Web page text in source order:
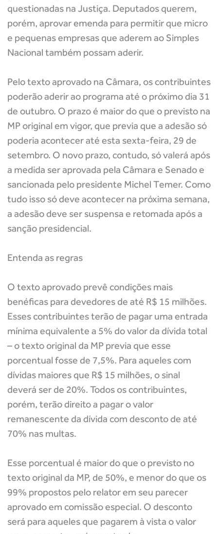
questionadas na Justiça. Deputados querem,
porém, aprovar emenda para permitir que micro
e pequenas empresas que aderem ao Simples
Nacional também possam aderir.
Pelo texto aprovado na Câmara, os contribuintes
poderão aderir ao programa até o próximo dia 31
de outubro. O prazo é maior do que o previsto na
MP original em vigor, que previa que a adesão só
poderia acontecer até esta sexta-feira, 29 de
setembro. O novo prazo, contudo, só valerá após
a medida ser aprovada pela Câmara e Senado e
sancionada pelo presidente Michel Temer. Como
tudo isso só deve acontecer na próxima semana,
a adesão deve ser suspensa e retomada após a
sanção presidencial.
Entenda as regras
O texto aprovado prevê condições mais
benéficas para devedores de até R$ 15 milhões.
Esses contribuintes terão de pagar uma entrada
mínima equivalente a 5% do valor da dívida total
– o texto original da MP previa que esse
porcentual fosse de 7,5%. Para aqueles com
dívidas maiores que R$ 15 milhões, o sinal
deverá ser de 20%. Todos os contribuintes,
porém, terão direito a pagar o valor
remanescente da dívida com desconto de até
70% nas multas.
Esse porcentual é maior do que o previsto no
texto original da MP, de 50%, e menor do que os
99% propostos pelo relator em seu parecer
aprovado em comissão especial. O desconto
será para aqueles que pagarem à vista o valor